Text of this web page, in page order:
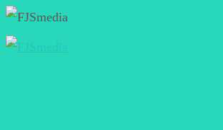
Zum
Inhalt